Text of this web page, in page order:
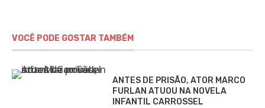
VOCÊ PODE GOSTAR TAMBÉM
ANTES DE PRISÃO, ATOR MARCO
FURLAN ATUOU NA NOVELA
INFANTIL CARROSSEL